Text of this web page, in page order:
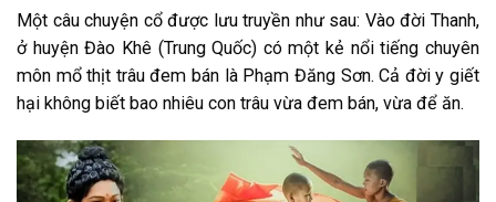
Một câu chuyện cổ được lưu truyền như sau: Vào đời Thanh,
ở huyện Đào Khê (Trung Quốc) có một kẻ nổi tiếng chuyên
môn mổ thịt trâu đem bán là Phạm Đăng Sơn. Cả đời y giết
hại không biết bao nhiêu con trâu vừa đem bán, vừa để ăn.